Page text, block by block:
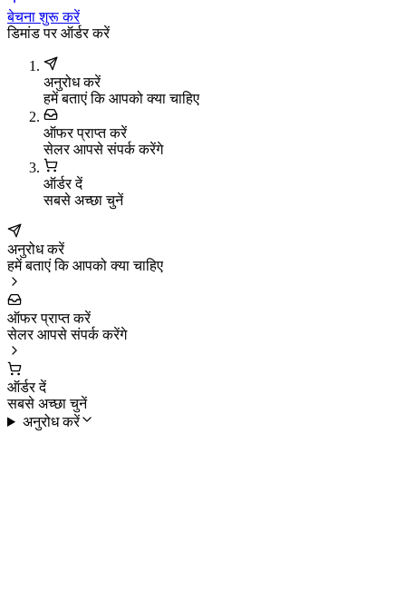
बेचना शुरू करें
डिमांड पर ऑर्डर करें
अनुरोध करें
हमें बताएं कि आपको क्या चाहिए
ऑफर प्राप्त करें
सेलर आपसे संपर्क करेंगे
ऑर्डर दें
सबसे अच्छा चुनें
अनुरोध करें
हमें बताएं कि आपको क्या चाहिए
ऑफर प्राप्त करें
सेलर आपसे संपर्क करेंगे
ऑर्डर दें
सबसे अच्छा चुनें
अनुरोध करें